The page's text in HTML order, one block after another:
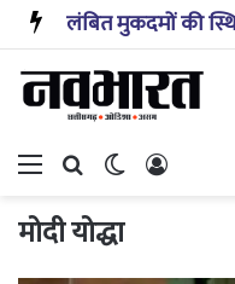
Menu Search forSwitch skin
मोदी योद्धा